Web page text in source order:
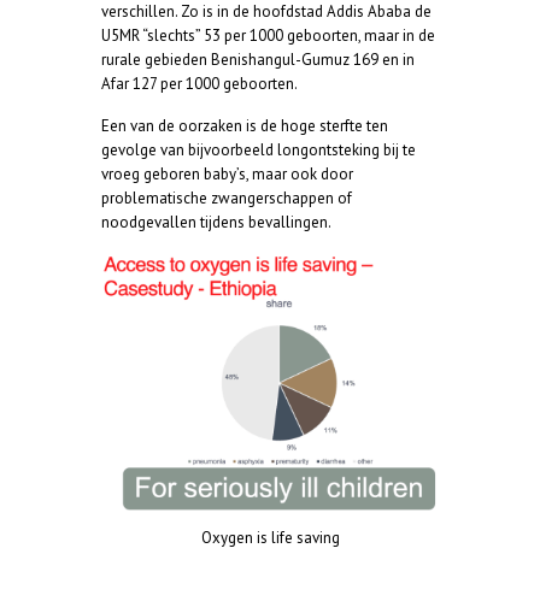
verschillen. Zo is in de hoofdstad Addis Ababa de
U5MR “slechts” 53 per 1000 geboorten, maar in de
rurale gebieden Benishangul-Gumuz 169 en in
Afar 127 per 1000 geboorten.
Een van de oorzaken is de hoge sterfte ten
gevolge van bijvoorbeeld longontsteking bij te
vroeg geboren baby’s, maar ook door
problematische zwangerschappen of
noodgevallen tijdens bevallingen.
Oxygen is life saving